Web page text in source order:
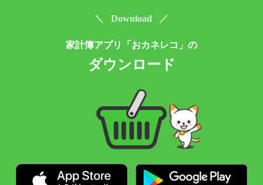
＼ Download ／
家計簿アプリ「おカネレコ」の
ダウンロード